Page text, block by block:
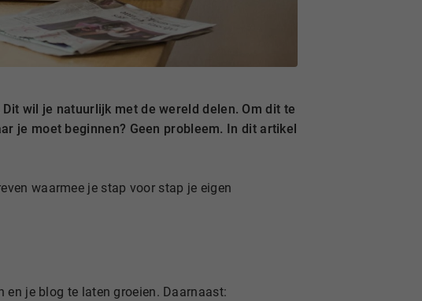
wil je natuurlijk met de wereld delen. Om dit te
je moet beginnen? Geen probleem. In dit artikel
waarmee je stap voor stap je eigen
en je blog te laten groeien. Daarnaast: